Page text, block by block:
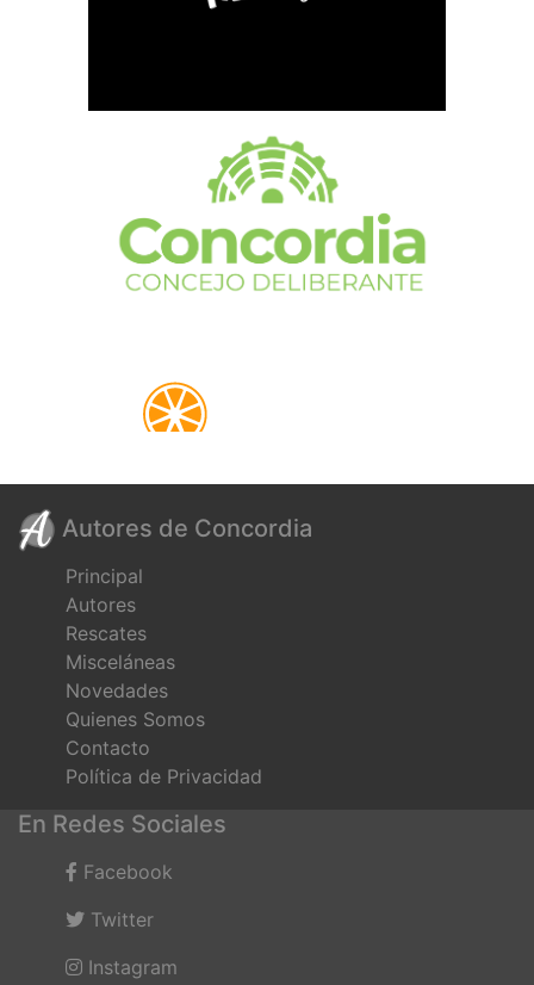
Autores de Concordia
Principal
Autores
Rescates
Misceláneas
Novedades
Quienes Somos
Contacto
Política de Privacidad
En Redes Sociales
Facebook
Twitter
Instagram